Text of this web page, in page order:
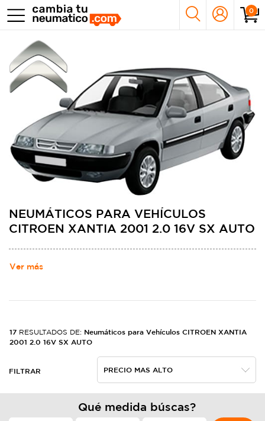
0
NEUMÁTICOS PARA VEHÍCULOS
CITROEN XANTIA 2001 2.0 16V SX AUTO
Ver más
17 RESULTADOS DE: Neumáticos para Vehículos CITROEN XANTIA
2001 2.0 16V SX AUTO
FILTRAR
Qué medida búscas?